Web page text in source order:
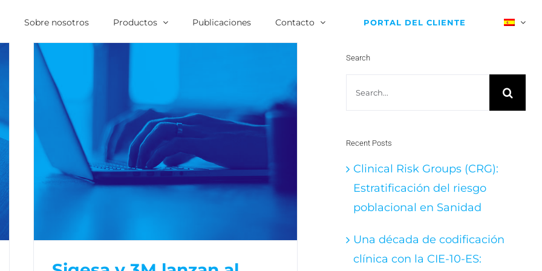
Sobre nosotros Productos Publicaciones Contacto PORTAL DEL CLIENTE
Search
Recent Posts
Clinical Risk Groups (CRG):
Estratificación del riesgo
poblacional en Sanidad
Una década de codificación
clínica con la CIE-10-ES: